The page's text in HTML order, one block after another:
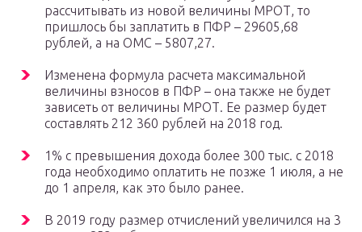
рассчитывать из новой величины МРОТ, то
пришлось бы заплатить в ПФР – 29605,68
рублей, а на ОМС – 5807,27.
Изменена формула расчета максимальной
величины взносов в ПФР – она также не будет
зависеть от величины МРОТ. Ее размер будет
составлять 212 360 рублей на 2018 год.
1% с превышения дохода более 300 тыс. с 2018
года необходимо оплатить не позже 1 июля, а не
до 1 апреля, как это было ранее.
В 2019 году размер отчислений увеличился на 3